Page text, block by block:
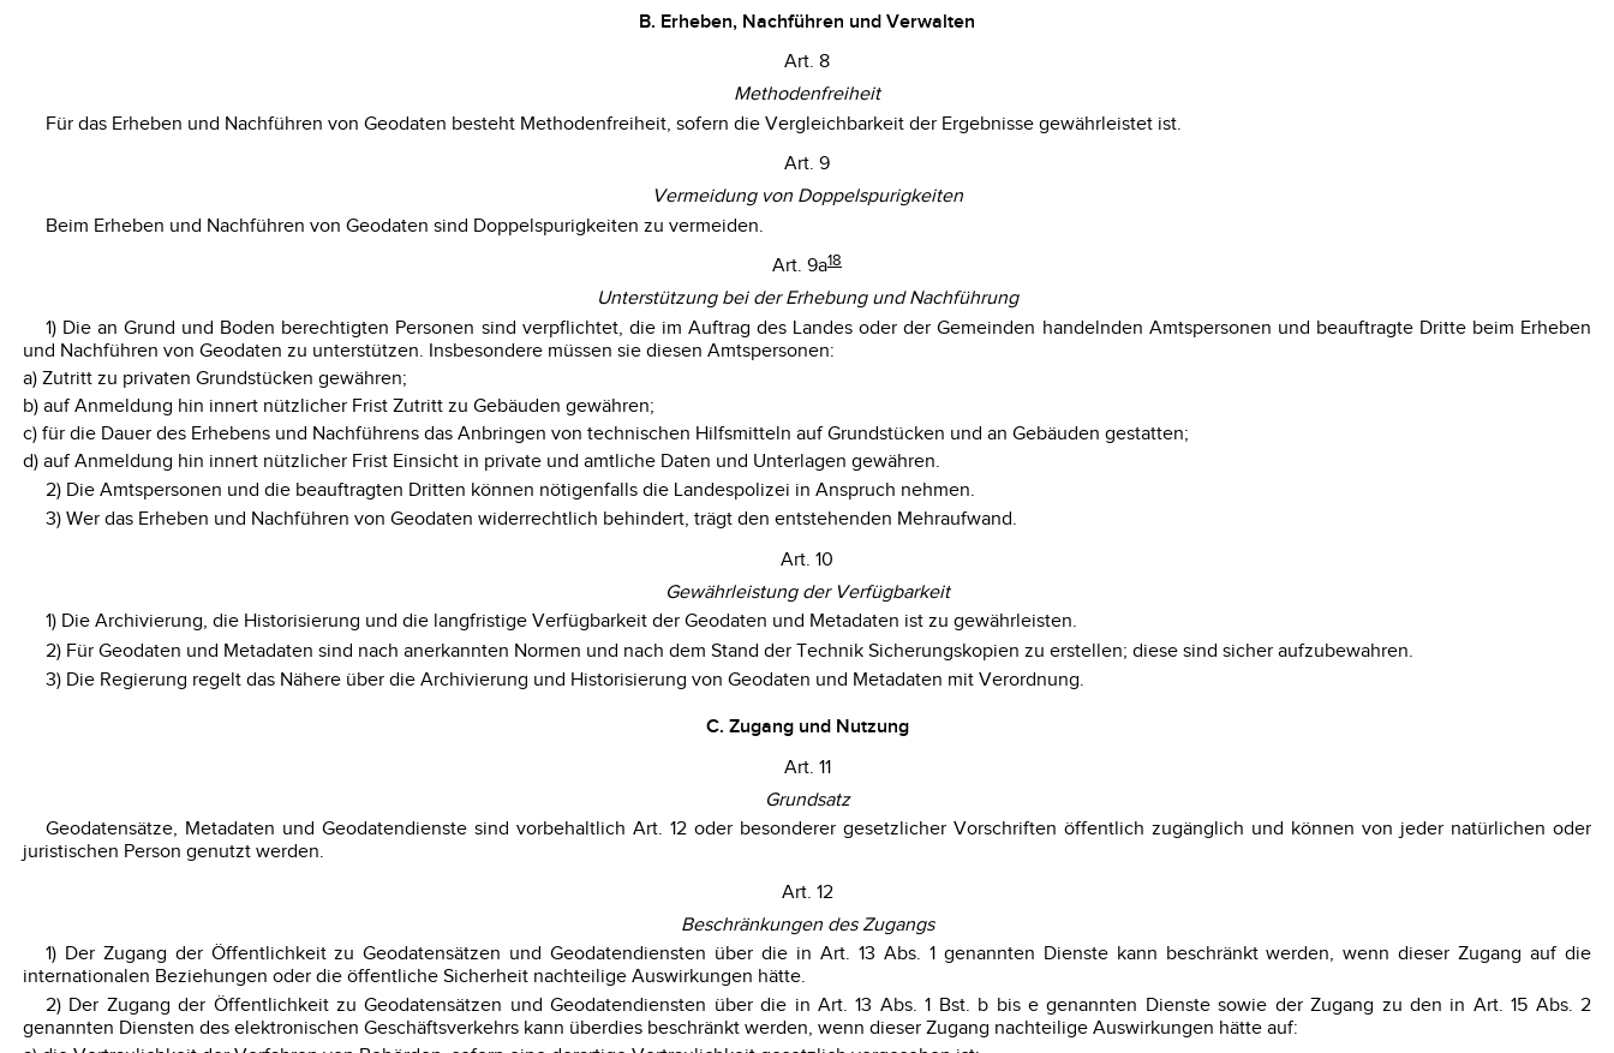
B. Erheben, Nachführen und Verwalten
Art. 8
Methodenfreiheit
Für das Erheben und Nachführen von Geodaten besteht Methodenfreiheit, sofern die Vergleichbarkeit der Ergebnisse gewährleistet ist.
Art. 9
Vermeidung von Doppelspurigkeiten
Beim Erheben und Nachführen von Geodaten sind Doppelspurigkeiten zu vermeiden.
Art. 9a18
Unterstützung bei der Erhebung und Nachführung
1) Die an Grund und Boden berechtigten Personen sind verpflichtet, die im Auftrag des Landes oder der Gemeinden handelnden Amtspersonen und beauftragte Dritte beim Erheben
und Nachführen von Geodaten zu unterstützen. Insbesondere müssen sie diesen Amtspersonen:
a) Zutritt zu privaten Grundstücken gewähren;
b) auf Anmeldung hin innert nützlicher Frist Zutritt zu Gebäuden gewähren;
c) für die Dauer des Erhebens und Nachführens das Anbringen von technischen Hilfsmitteln auf Grundstücken und an Gebäuden gestatten;
d) auf Anmeldung hin innert nützlicher Frist Einsicht in private und amtliche Daten und Unterlagen gewähren.
2) Die Amtspersonen und die beauftragten Dritten können nötigenfalls die Landespolizei in Anspruch nehmen.
3) Wer das Erheben und Nachführen von Geodaten widerrechtlich behindert, trägt den entstehenden Mehraufwand.
Art. 10
Gewährleistung der Verfügbarkeit
1) Die Archivierung, die Historisierung und die langfristige Verfügbarkeit der Geodaten und Metadaten ist zu gewährleisten.
2) Für Geodaten und Metadaten sind nach anerkannten Normen und nach dem Stand der Technik Sicherungskopien zu erstellen; diese sind sicher aufzubewahren.
3) Die Regierung regelt das Nähere über die Archivierung und Historisierung von Geodaten und Metadaten mit Verordnung.
C. Zugang und Nutzung
Art. 11
Grundsatz
Geodatensätze, Metadaten und Geodatendienste sind vorbehaltlich Art. 12 oder besonderer gesetzlicher Vorschriften öffentlich zugänglich und können von jeder natürlichen oder
juristischen Person genutzt werden.
Art. 12
Beschränkungen des Zugangs
1) Der Zugang der Öffentlichkeit zu Geodatensätzen und Geodatendiensten über die in Art. 13 Abs. 1 genannten Dienste kann beschränkt werden, wenn dieser Zugang auf die
internationalen Beziehungen oder die öffentliche Sicherheit nachteilige Auswirkungen hätte.
2) Der Zugang der Öffentlichkeit zu Geodatensätzen und Geodatendiensten über die in Art. 13 Abs. 1 Bst. b bis e genannten Dienste sowie der Zugang zu den in Art. 15 Abs. 2
genannten Diensten des elektronischen Geschäftsverkehrs kann überdies beschränkt werden, wenn dieser Zugang nachteilige Auswirkungen hätte auf: